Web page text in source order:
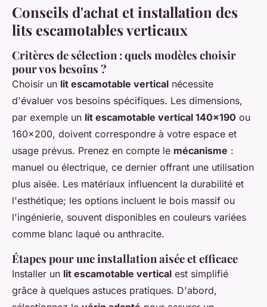
Conseils d'achat et installation des
lits escamotables verticaux
Critères de sélection : quels modèles choisir
pour vos besoins ?
Choisir un lit escamotable vertical nécessite
d'évaluer vos besoins spécifiques. Les dimensions,
par exemple un lit escamotable vertical 140x190 ou
160x200, doivent correspondre à votre espace et
usage prévus. Prenez en compte le mécanisme :
manuel ou électrique, ce dernier offrant une utilisation
plus aisée. Les matériaux influencent la durabilité et
l'esthétique; les options incluent le bois massif ou
l'ingénierie, souvent disponibles en couleurs variées
comme blanc laqué ou anthracite.
Étapes pour une installation aisée et efficace
Installer un lit escamotable vertical est simplifié
grâce à quelques astuces pratiques. D'abord,